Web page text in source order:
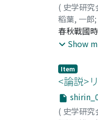
( 史学研
稻葉, 一郎;
春秋戰國
なると、
進國でも
る。とこ
幣へと變
起のよい
の增大と
Show
Item
<論説>
( 史学研